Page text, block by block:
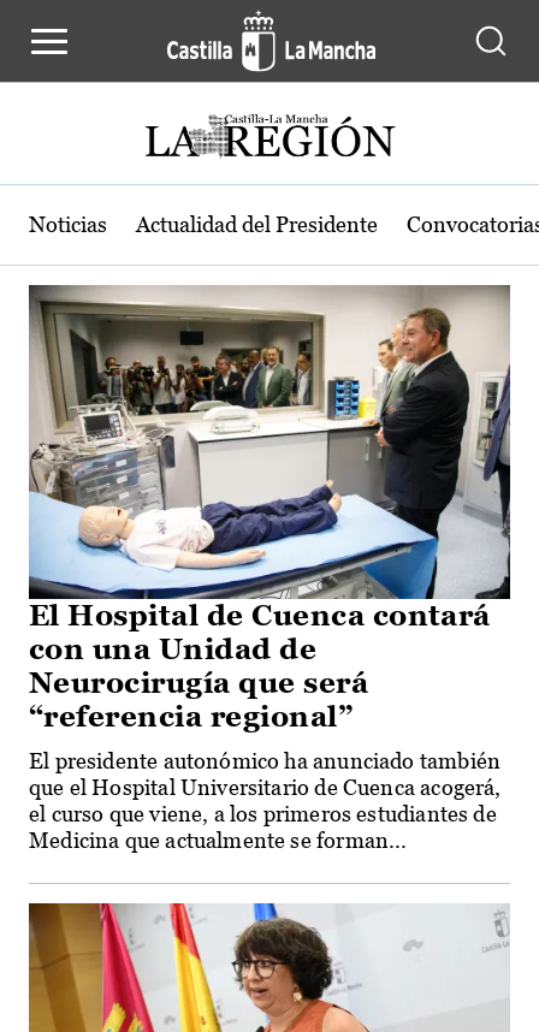
Actualidad de la región de Castilla-
Noticias Actualidad del Presidente
El Hospital de Cuenca contará
con una Unidad de
Neurocirugía que será
“referencia regional”
El presidente autonómico ha anunciado también
que el Hospital Universitario de Cuenca acogerá,
el curso que viene, a los primeros estudiantes de
Medicina que actualmente se forman...